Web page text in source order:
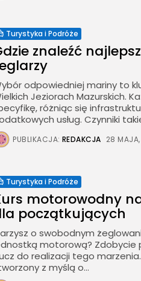
Turystyka i Podróże
znaleźć
odpowiedniej mariny to
Jeziorach Mazurskich.
różniąc się
usług. Czynniki
PUBLIKACJA: REDAKCJA 28
Turystyka i Podróże
motorowodny
początkujących
o swobodnym
motorową?
do realizacji tego
z myślą o...